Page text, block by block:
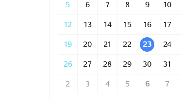
5 6 7 8 9 10
12 13 14 15 16 17
19 20 21 22 23 24
26 27 28 29 30 31
2 3 4 5 6 7